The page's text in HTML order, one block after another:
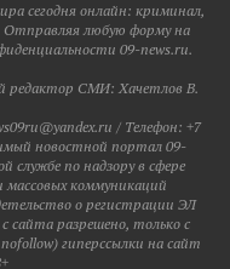
сегодня онлайн: криминал,
Отправляя любую форму на
09-news.ru.
редактор СМИ: Хaчeтлoв B.
/ Телефон: +7
новостной портал 09-
службе по надзору в сфере
коммуникаций
о регистрации ЭЛ
сайта разрешено, только с
гиперссылки на сайт